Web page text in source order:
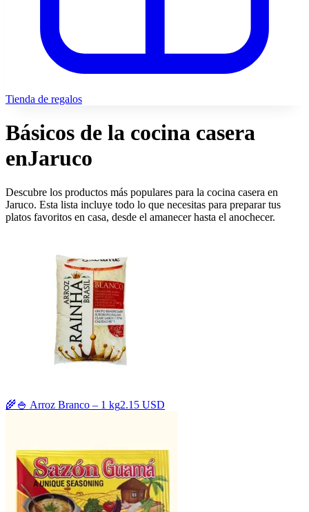
Tienda de regalos
Básicos de la cocina casera
enJaruco
Descubre los productos más populares para la cocina casera en
Jaruco. Esta lista incluye todo lo que necesitas para preparar tus
platos favoritos en casa, desde el amanecer hasta el anochecer.
🌾🍚 Arroz Branco – 1 kg2.15 USD